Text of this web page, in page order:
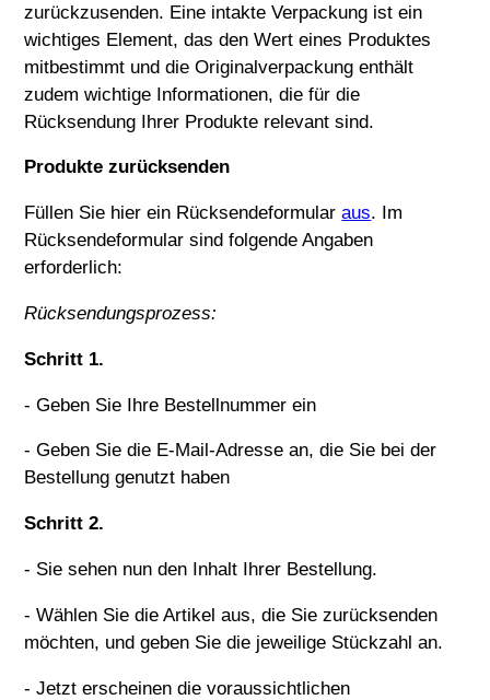
zurückzusenden. Eine intakte Verpackung ist ein
wichtiges Element, das den Wert eines Produktes
mitbestimmt und die Originalverpackung enthält
zudem wichtige Informationen, die für die
Rücksendung Ihrer Produkte relevant sind.
Produkte zurücksenden
Füllen Sie hier ein Rücksendeformularaus. Im
Rücksendeformular sind folgende Angaben
erforderlich:
Rücksendungsprozess:
Schritt 1.
- Geben Sie Ihre Bestellnummer ein
- Geben Sie die E-Mail-Adresse an, die Sie bei der
Bestellung genutzt haben
Schritt 2.
- Sie sehen nun den Inhalt Ihrer Bestellung.
- Wählen Sie die Artikel aus, die Sie zurücksenden
möchten, und geben Sie die jeweilige Stückzahl an.
- Jetzt erscheinen die voraussichtlichen